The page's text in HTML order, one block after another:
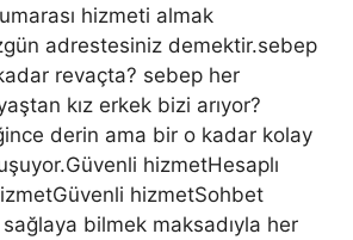
hizmeti almak
adrestesiniz demektir.sebep
revaçta? sebep her
kız erkek bizi arıyor?
derin ama bir o kadar kolay
hizmetHesaplı
hizmetSohbet
bilmek maksadıyla her